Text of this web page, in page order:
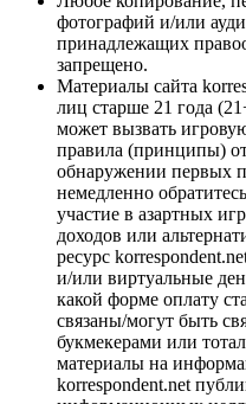
фотографий и/или
принадлежащих
запрещено.
Материалы сайта
лиц старше 21 года
может вызвать
правила (принципы)
обнаружении первых
немедленно
участие в азартных
доходов или
ресурс
и/или виртуальные
какой форме оплату
связаны/могут быть
букмекерами или
материалы на
korrespondent.net